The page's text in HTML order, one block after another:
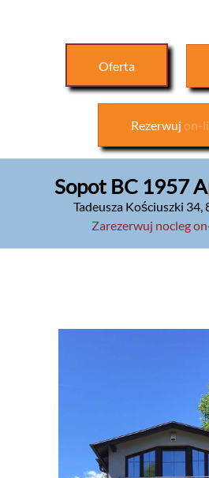
Oferta
Rezerwuj on-
Sopot BC 1957
Tadeusza Kościuszki 34,
Zarezerwuj nocleg